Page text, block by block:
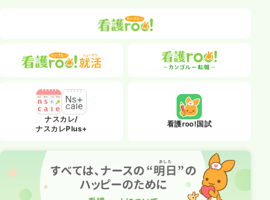
ナスカレ/
ナスカレPlus+
看護roo!国試